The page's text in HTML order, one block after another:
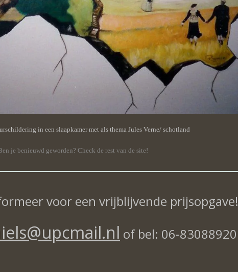
in een slaapkamer met als thema Jules Verne/ schotland
je benieuwd geworden? Check de rest van de site!
voor een vrijblijvende prijsopgave!
of bel: 06-83088920